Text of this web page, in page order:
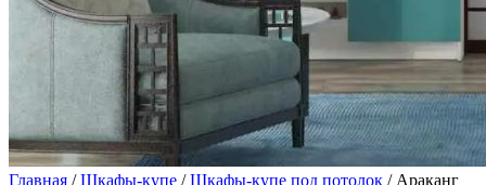
Главная /Шкафы-купе /Шкафы-купе под потолок / Араканг